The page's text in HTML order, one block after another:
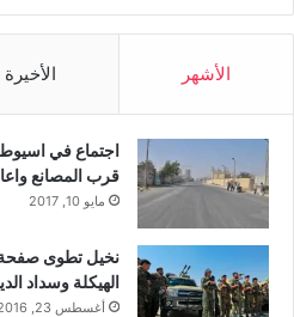
الأشهر الأخيرة
اجتماع في
قرب المصانع
مايو 10, 2017
نخيل تطوى صفحة
الهيكلة وسداد
أغسطس 23, 2016